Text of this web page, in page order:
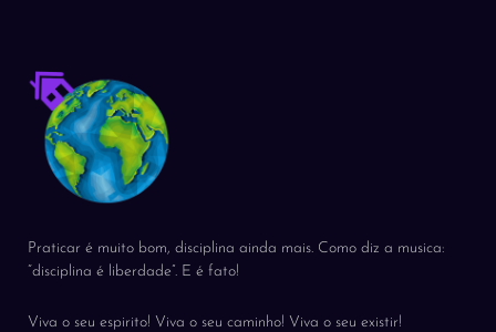
Praticar é muito bom, disciplina ainda mais. Como diz a musica:
“disciplina é liberdade”. E é fato!
Viva o seu espirito! Viva o seu caminho! Viva o seu existir!